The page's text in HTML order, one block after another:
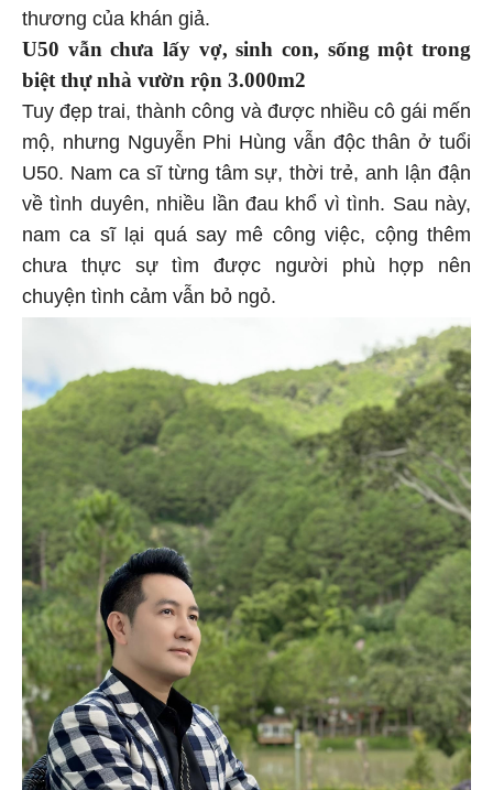
thương của khán giả.
U50 vẫn chưa lấy vợ, sinh con, sống một trong
biệt thự nhà vườn rộn 3.000m2
Tuy đẹp trai, thành công và được nhiều cô gái mến
mộ, nhưng Nguyễn Phi Hùng vẫn độc thân ở tuổi
U50. Nam ca sĩ từng tâm sự, thời trẻ, anh lận đận
về tình duyên, nhiều lần đau khổ vì tình. Sau này,
nam ca sĩ lại quá say mê công việc, cộng thêm
chưa thực sự tìm được người phù hợp nên
chuyện tình cảm vẫn bỏ ngỏ.